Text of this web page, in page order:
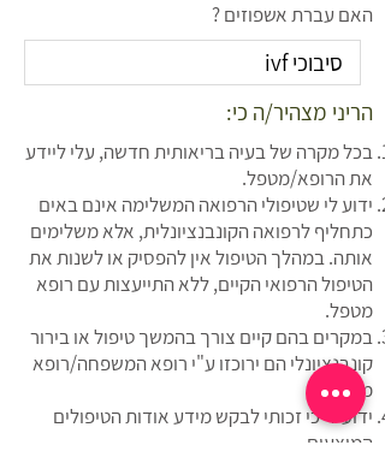
האם עברת אשפוזים ?
הריני מצהיר/ה כי:
בכל מקרה של בעיה בריאותית חדשה, עלי ליידע
את הרופא/מטפל.
ידוע לי שטיפולי הרפואה המשלימה אינם באים
כתחליף לרפואה הקונבנציונלית, אלא משלימים
אותה. במהלך הטיפול אין להפסיק או לשנות את
הטיפול הרפואי הקיים, ללא התייעצות עם רופא
מטפל.
במקרים בהם קיים צורך בהמשך טיפול או בירור
קונבנציונלי הם ירוכזו ע"י רופא המשפחה/רופא
מטפל.
ידוע לי כי זכותי לבקש מידע אודות הטיפולים
המוצעים.